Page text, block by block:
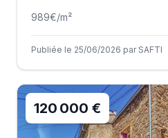
989€/m²
Publiée le 25/06/2026 par SAFTI
120 000 €